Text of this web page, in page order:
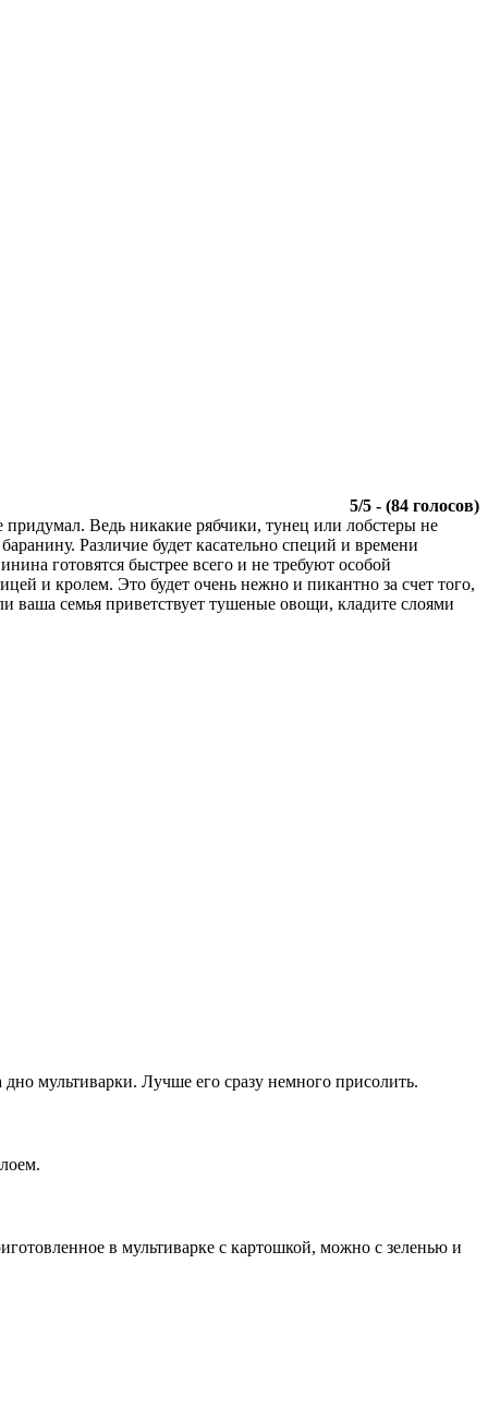
5/5 - (84 голосов)
Ведь никакие рябчики, тунец или лобстеры не
Различие будет касательно специй и времени
готовятся быстрее всего и не требуют особой
и кролем. Это будет очень нежно и пикантно за счет того,
ваша семья приветствует тушеные овощи, кладите слоями
мультиварки. Лучше его сразу немного присолить.
в мультиварке с картошкой, можно с зеленью и